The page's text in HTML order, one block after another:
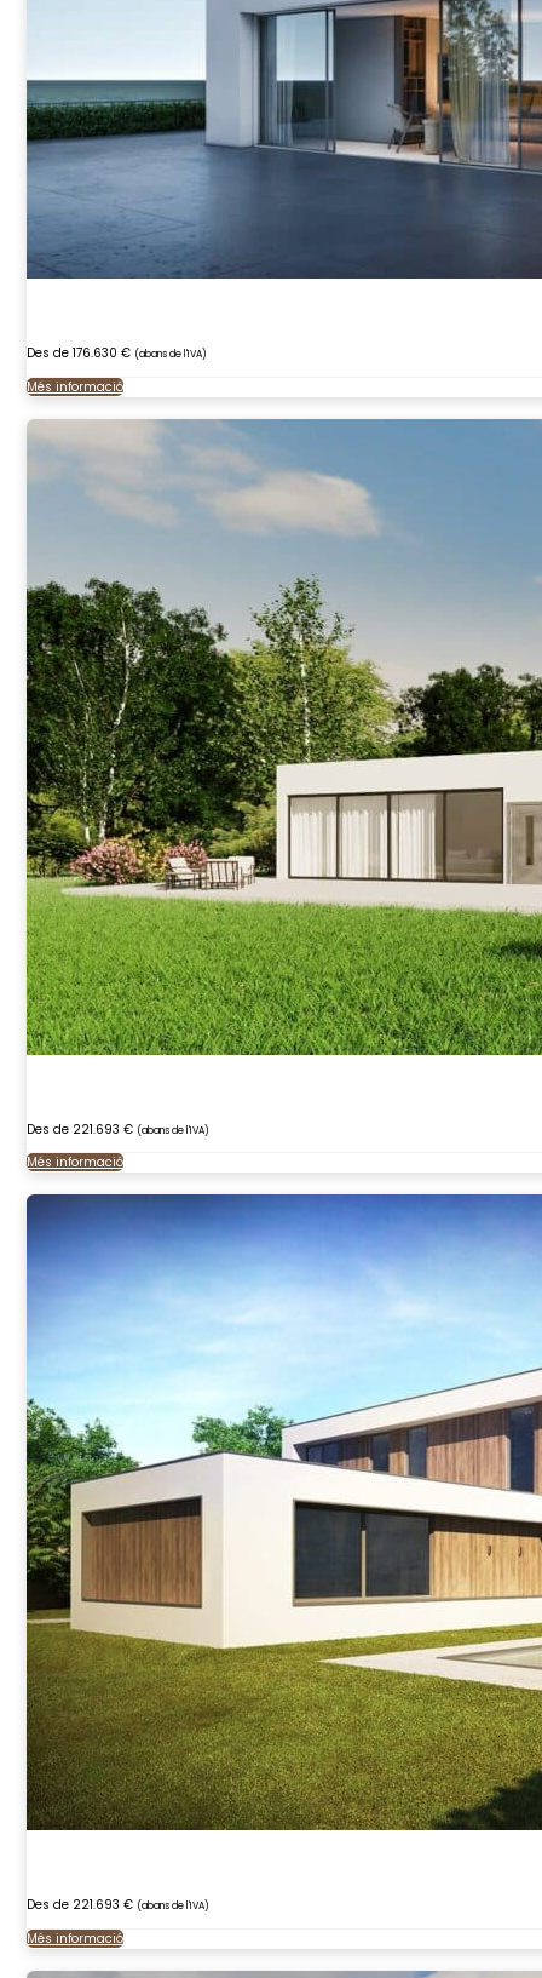
Des de 176.630 € (abans de l'IVA)
Més informació
Des de 221.693 € (abans de l'IVA)
Més informació
Des de 221.693 € (abans de l'IVA)
Més informació